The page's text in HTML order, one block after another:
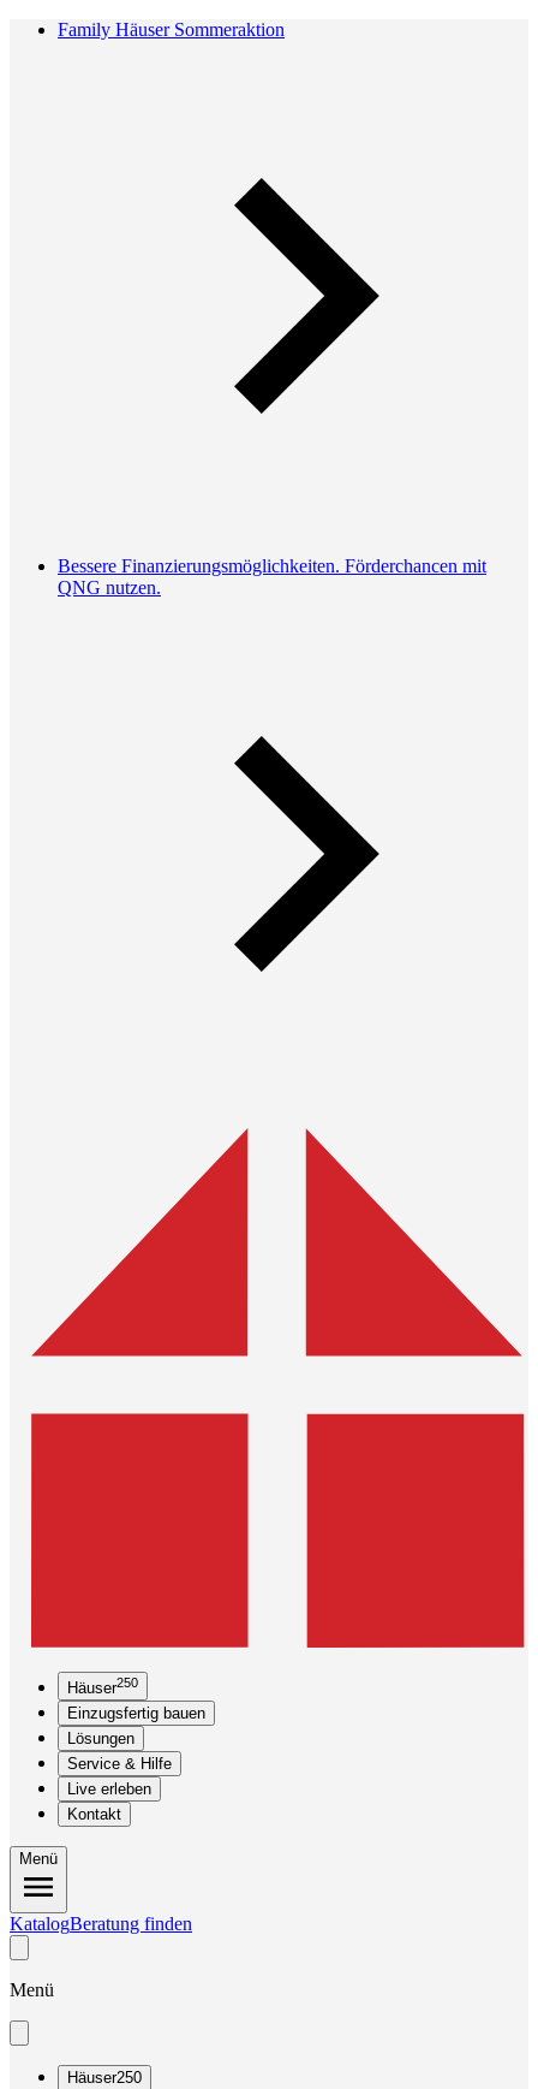
Family Häuser Sommeraktion
Bessere Finanzierungsmöglichkeiten. Förderchancen mit
QNG nutzen.
Häuser250
Einzugsfertig bauen
Lösungen
Service & Hilfe
Live erleben
Kontakt
Menü
KatalogBeratung finden
Menü
Häuser250